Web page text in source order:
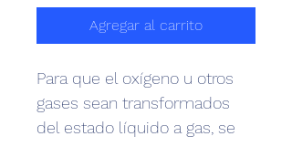
Agregar al carrito
Para que el oxígeno u otros
gases sean transformados
del estado líquido a gas, se